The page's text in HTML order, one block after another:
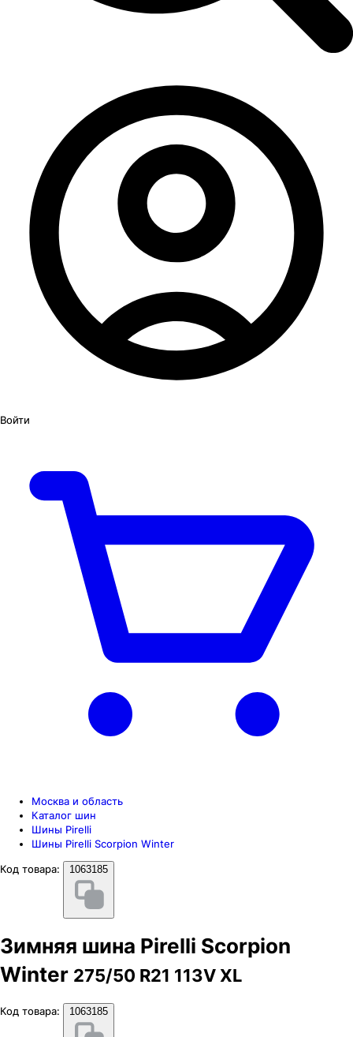
Войти
Москва и область
Каталог шин
Шины Pirelli
Шины Pirelli Scorpion Winter
Код товара:
1063185
Зимняя шина Pirelli Scorpion
Winter 275/50 R21 113V XL
Код товара: 1063185